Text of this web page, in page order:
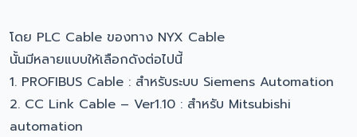
โดย PLC Cable ของทาง NYX Cable
นั้นมีหลายแบบให้เลือกดังต่อไปนี้
1. PROFIBUS Cable : สำหรับระบบ Siemens Automation
2. CC Link Cable – Ver1.10 : สำหรับ Mitsubishi
automation